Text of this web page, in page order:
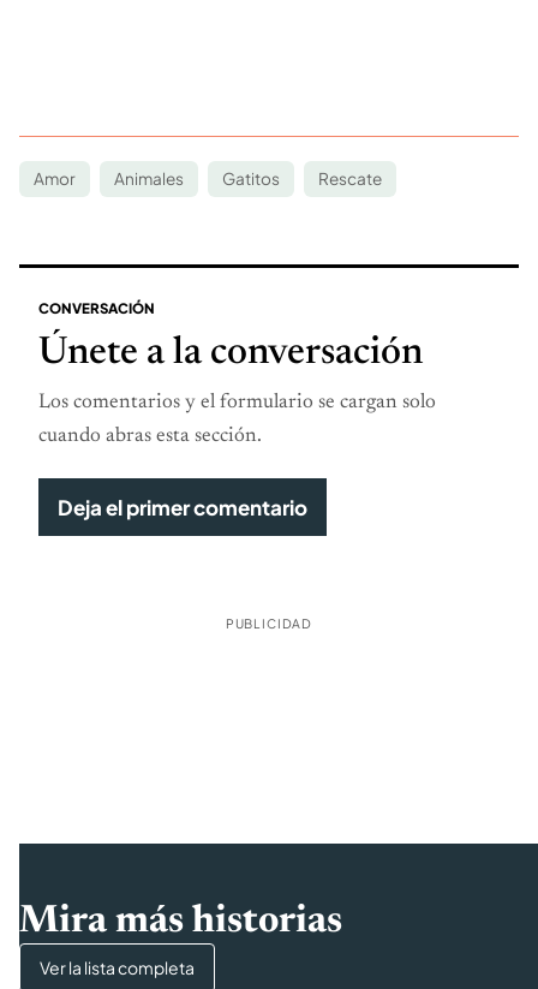
Amor Animales Gatitos Rescate
CONVERSACIÓN
Únete a la conversación
Los comentarios y el formulario se cargan solo
cuando abras esta sección.
Deja el primer comentario
PUBLICIDAD
Mira más historias
Ver la lista completa